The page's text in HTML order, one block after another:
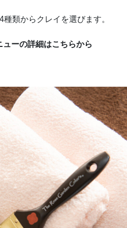
類からクレイを選びます。
ーの詳細はこちらから